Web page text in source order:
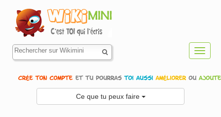
Ce que tu peux faire